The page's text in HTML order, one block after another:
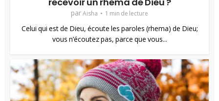
parAisha 1 min de lecture
Celui qui est de Dieu, écoute les paroles (rhema) de Dieu;
vous n’écoutez pas, parce que vous...